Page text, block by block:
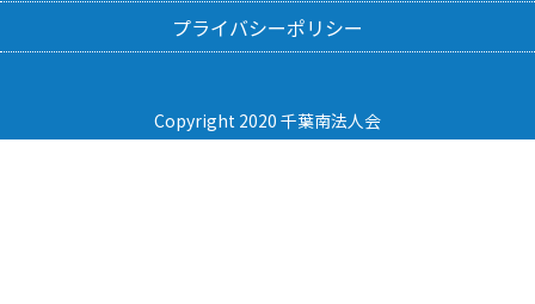
プライバシーポリシー
Copyright 2020 千葉南法人会